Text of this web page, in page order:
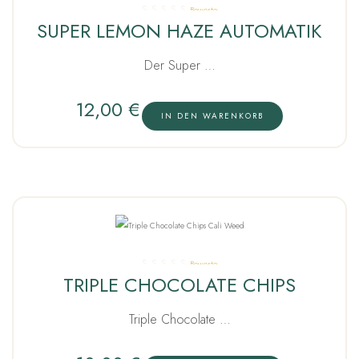
Bewertet
mit
5.00von 5
SUPER LEMON HAZE AUTOMATIK
Der Super …
12,00 € IN DEN WARENKORB
Bewertet
mit5.00 von 5
TRIPLE CHOCOLATE CHIPS
Triple Chocolate …